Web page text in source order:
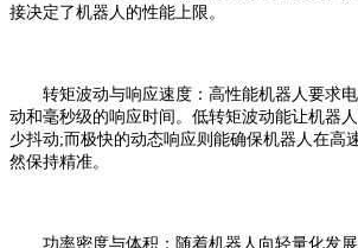
接决定了机器人的性能上限。
转矩波动与响应速度：高性能机器人要求电
动和毫秒级的响应时间。低转矩波动能让机器
少抖动;而极快的动态响应则能确保机器人在高
然保持精准。
功率密度与体积：随着机器人向轻量化发展